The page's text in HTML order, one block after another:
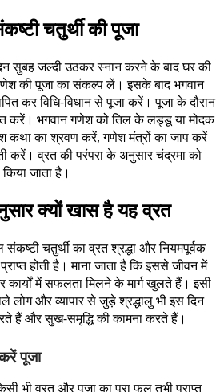
चतुर्थी की पूजा
सुबह जल्दी उठकर स्नान करने के बाद घर की
की पूजा का संकल्प लें। इसके बाद भगवान
कर विधि-विधान से पूजा करें। पूजा के दौरान
करें। भगवान गणेश को तिल के लड्डू या मोदक
कथा का श्रवण करें, गणेश मंत्रों का जाप करें
व्रत की परंपरा के अनुसार चंद्रमा को
जाता है।
क्यों खास है यह व्रत
संकष्टी चतुर्थी का व्रत श्रद्धा और नियमपूर्वक
होती है। माना जाता है कि इससे जीवन में
कार्यों में सफलता मिलने के मार्ग खुलते हैं। इसी
लोग और व्यापार से जुड़े श्रद्धालु भी इस दिन
हैं और सुख-समृद्धि की कामना करते हैं।
पूजा
भी व्रत और पूजा का पूरा फल तभी प्राप्त